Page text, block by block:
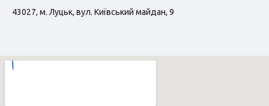
43027, м. Луцьк, вул. Київський майдан, 9